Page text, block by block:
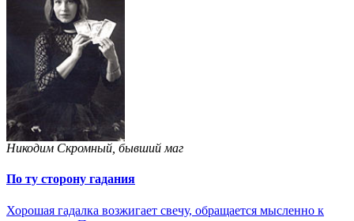
Никодим Скромный, бывший маг
По ту сторону гадания
Хорошая гадалка возжигает свечу, обращается мысленно к